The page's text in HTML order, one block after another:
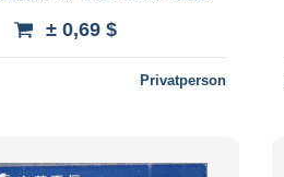
± 0,69 $
Privatperson